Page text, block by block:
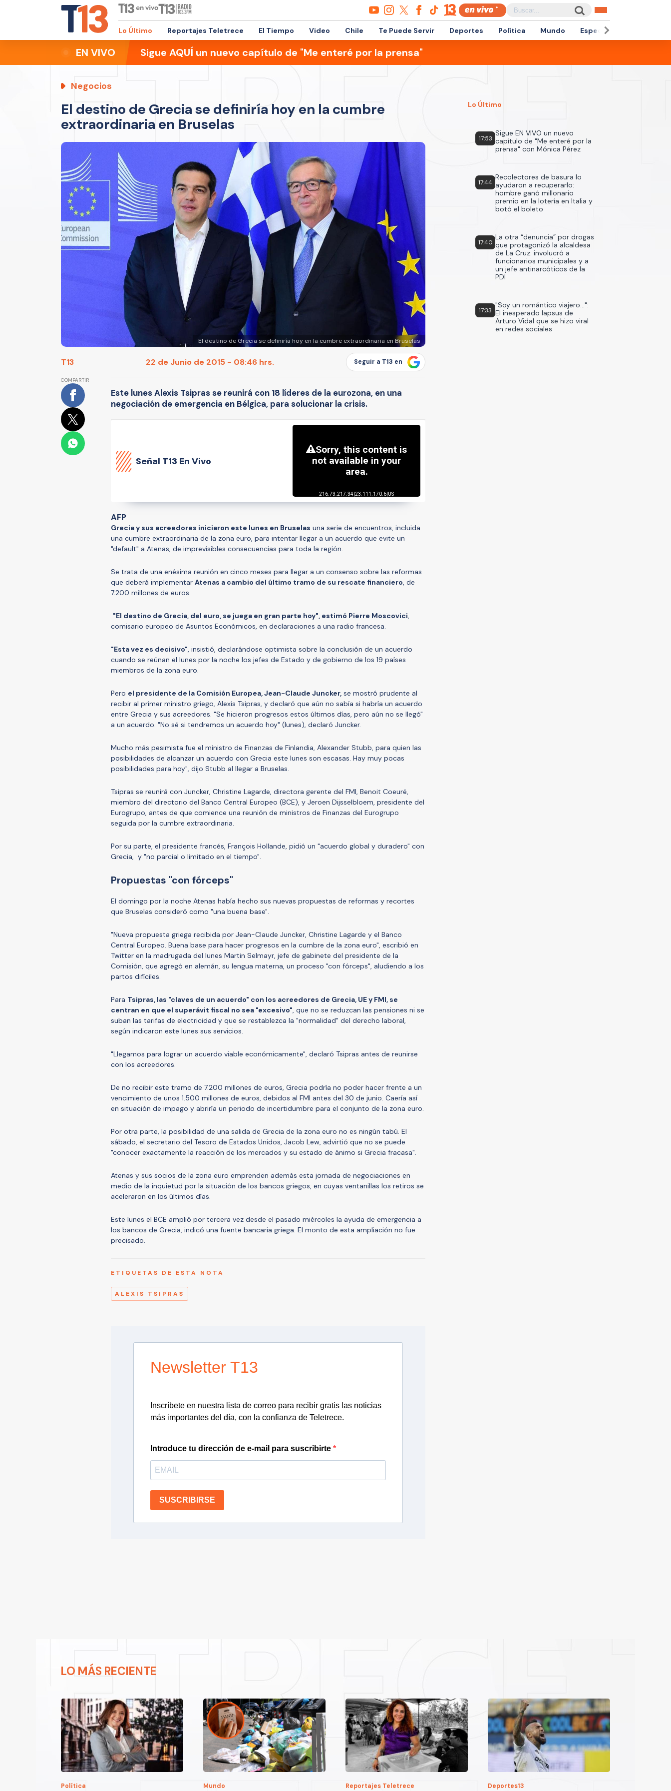
Lo Último Reportajes Teletrece El Tiempo Video Chile Te Puede Servir Deportes Política Mundo Espectáculos
EN VIVO Sigue AQUÍ un nuevo capítulo de "Me enteré por la prensa"
Negocios
El destino de Grecia se definiría hoy en la cumbre
extraordinaria en Bruselas
El destino de Grecia se definiría hoy en la cumbre extraordinaria en Bruselas
T13 22 de Junio de 2015 - 08:46 hrs. Seguir a T13 en
COMPARTIR
Este lunes Alexis Tsipras se reunirá con 18 líderes de la eurozona, en una
negociación de emergencia en Bélgica, para solucionar la crisis.
Señal T13 En Vivo
AFP
Grecia y sus acreedores iniciaron este lunes en Bruselas una serie de encuentros, incluida
una cumbre extraordinaria de la zona euro, para intentar llegar a un acuerdo que evite un
"default" a Atenas, de imprevisibles consecuencias para toda la región.
Se trata de una enésima reunión en cinco meses para llegar a un consenso sobre las reformas
que deberá implementar Atenas a cambio del último tramo de su rescate financiero, de
7.200 millones de euros.
"El destino de Grecia, del euro, se juega en gran parte hoy", estimó Pierre Moscovici,
comisario europeo de Asuntos Económicos, en declaraciones a una radio francesa.
"Esta vez es decisivo", insistió, declarándose optimista sobre la conclusión de un acuerdo
cuando se reúnan el lunes por la noche los jefes de Estado y de gobierno de los 19 países
miembros de la zona euro.
Pero el presidente de la Comisión Europea, Jean-Claude Juncker, se mostró prudente al
recibir al primer ministro griego, Alexis Tsipras, y declaró que aún no sabía si habría un acuerdo
entre Grecia y sus acreedores. "Se hicieron progresos estos últimos días, pero aún no se llegó"
a un acuerdo. "No sé si tendremos un acuerdo hoy" (lunes), declaró Juncker.
Mucho más pesimista fue el ministro de Finanzas de Finlandia, Alexander Stubb, para quien las
posibilidades de alcanzar un acuerdo con Grecia este lunes son escasas. Hay muy pocas
posibilidades para hoy", dijo Stubb al llegar a Bruselas.
Tsipras se reunirá con Juncker, Christine Lagarde, directora gerente del FMI, Benoit Coeuré,
miembro del directorio del Banco Central Europeo (BCE), y Jeroen Dijsselbloem, presidente del
Eurogrupo, antes de que comience una reunión de ministros de Finanzas del Eurogrupo
seguida por la cumbre extraordinaria.
Por su parte, el presidente francés, François Hollande, pidió un "acuerdo global y duradero" con
Grecia, y "no parcial o limitado en el tiempo".
Propuestas "con fórceps"
El domingo por la noche Atenas había hecho sus nuevas propuestas de reformas y recortes
que Bruselas consideró como "una buena base".
"Nueva propuesta griega recibida por Jean-Claude Juncker, Christine Lagarde y el Banco
Central Europeo. Buena base para hacer progresos en la cumbre de la zona euro", escribió en
Twitter en la madrugada del lunes Martin Selmayr, jefe de gabinete del presidente de la
Comisión, que agregó en alemán, su lengua materna, un proceso "con fórceps", aludiendo a los
partos difíciles.
Para Tsipras, las "claves de un acuerdo" con los acreedores de Grecia, UE y FMI, se
centran en que el superávit fiscal no sea "excesivo", que no se reduzcan las pensiones ni se
suban las tarifas de electricidad y que se restablezca la "normalidad" del derecho laboral,
según indicaron este lunes sus servicios.
"Llegamos para lograr un acuerdo viable económicamente", declaró Tsipras antes de reunirse
con los acreedores.
De no recibir este tramo de 7.200 millones de euros, Grecia podría no poder hacer frente a un
vencimiento de unos 1.500 millones de euros, debidos al FMI antes del 30 de junio. Caería así
en situación de impago y abriría un periodo de incertidumbre para el conjunto de la zona euro.
Por otra parte, la posibilidad de una salida de Grecia de la zona euro no es ningún tabú. El
sábado, el secretario del Tesoro de Estados Unidos, Jacob Lew, advirtió que no se puede
"conocer exactamente la reacción de los mercados y su estado de ánimo si Grecia fracasa".
Atenas y sus socios de la zona euro emprenden además esta jornada de negociaciones en
medio de la inquietud por la situación de los bancos griegos, en cuyas ventanillas los retiros se
aceleraron en los últimos días.
Este lunes el BCE amplió por tercera vez desde el pasado miércoles la ayuda de emergencia a
los bancos de Grecia, indicó una fuente bancaria griega. El monto de esta ampliación no fue
precisado.
ETIQUETAS DE ESTA NOTA
ALEXIS TSIPRAS
Newsletter T13
Inscríbete en nuestra lista de correo para recibir gratis las noticias
más importantes del día, con la confianza de Teletrece.
Introduce tu dirección de e-mail para suscribirte
SUSCRIBIRSE
Lo Último
17:53
Sigue EN VIVO un nuevo
capítulo de "Me enteré por la
prensa" con Mónica Pérez
17:44
Recolectores de basura lo
ayudaron a recuperarlo:
hombre ganó millonario
premio en la lotería en Italia y
botó el boleto
17:40
La otra “denuncia” por drogas
que protagonizó la alcaldesa
de La Cruz: involucró a
funcionarios municipales y a
un jefe antinarcóticos de la
PDI
17:33
"Soy un romántico viajero...":
El inesperado lapsus de
Arturo Vidal que se hizo viral
en redes sociales
LO MÁS RECIENTE
Política Mundo Reportajes Teletrece Deportes13